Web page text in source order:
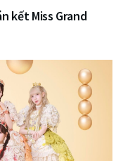
kết Miss Grand